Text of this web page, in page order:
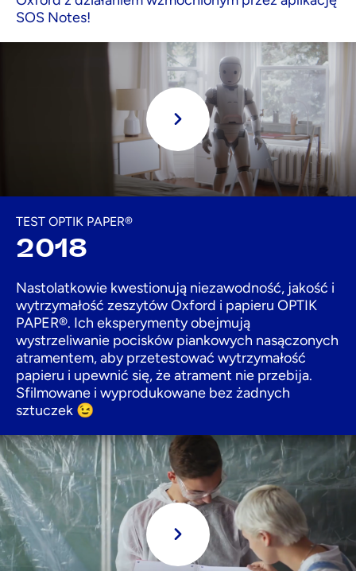
SOS Notes!
Grać
TEST OPTIK PAPER®
2018
Nastolatkowie kwestionują niezawodność, jakość i
wytrzymałość zeszytów Oxford i papieru OPTIK
PAPER®. Ich eksperymenty obejmują
wystrzeliwanie pocisków piankowych nasączonych
atramentem, aby przetestować wytrzymałość
papieru i upewnić się, że atrament nie przebija.
Sfilmowane i wyprodukowane bez żadnych
sztuczek 😉
Grać